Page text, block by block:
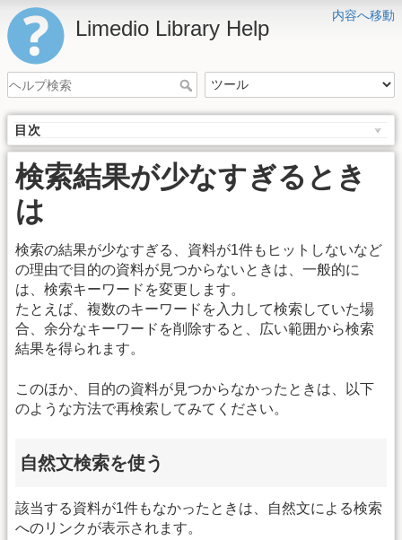
内容へ移動
Limedio Library Help
目次
検索結果が少なすぎるとき
は
検索の結果が少なすぎる、資料が1件もヒットしないなど
の理由で目的の資料が見つからないときは、一般的に
は、検索キーワードを変更します。
たとえば、複数のキーワードを入力して検索していた場
合、余分なキーワードを削除すると、広い範囲から検索
結果を得られます。
このほか、目的の資料が見つからなかったときは、以下
のような方法で再検索してみてください。
自然文検索を使う
該当する資料が1件もなかったときは、自然文による検索
へのリンクが表示されます。